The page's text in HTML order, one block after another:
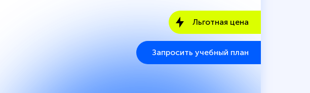
Льготная цена
Запросить учебный план